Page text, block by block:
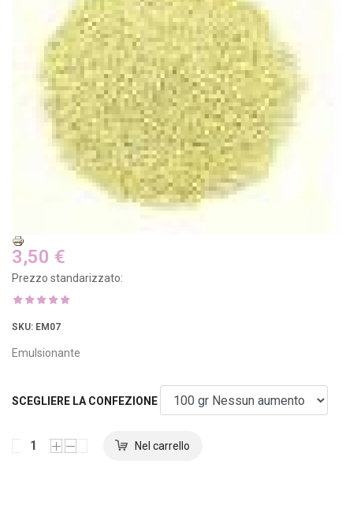
3,50 €
Prezzo standarizzato:
SKU: EM07
Emulsionante
SCEGLIERE LA CONFEZIONE